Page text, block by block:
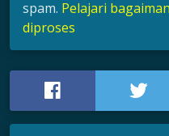
spam. Pelajari
diproses